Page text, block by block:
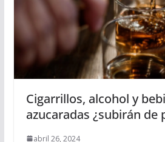
Cigarrillos, alcohol y
azucaradas ¿subirán de
abril 26, 2024